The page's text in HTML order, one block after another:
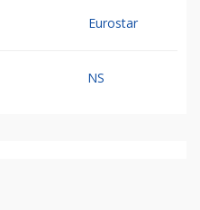
Eurostar
NS